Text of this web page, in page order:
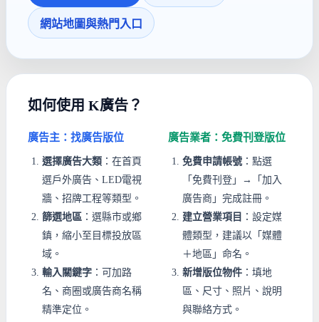
網站地圖與熱門入口
如何使用 K廣告？
廣告主：找廣告版位
選擇廣告大類 ：在首頁
選戶外廣告、LED電視
牆、招牌工程等類型。
篩選地區 ：選縣市或鄉
鎮，縮小至目標投放區
域。
輸入關鍵字 ：可加路
名、商圈或廣告商名稱
精準定位。
廣告業者：免費刊登版位
免費申請帳號 ：點選
「免費刊登」→「加入
廣告商」完成註冊。
建立營業項目 ：設定媒
體類型，建議以「媒體
＋地區」命名。
新增版位物件 ：填地
區、尺寸、照片、說明
與聯絡方式。